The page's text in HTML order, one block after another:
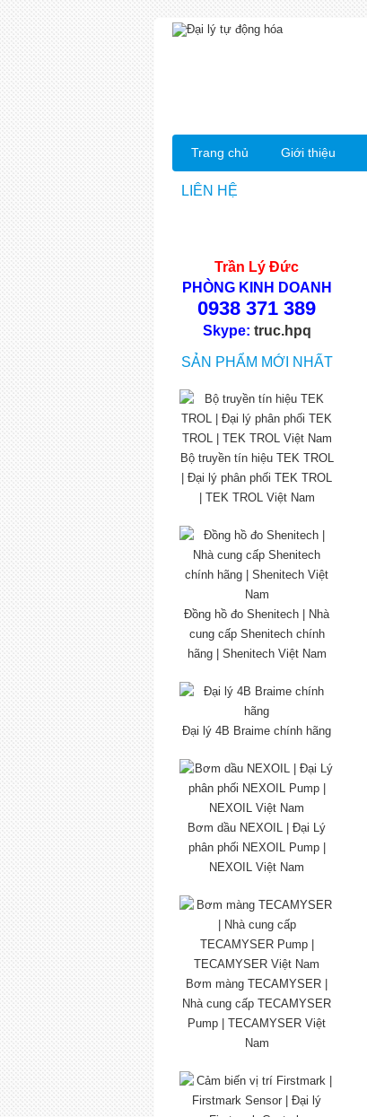
LIÊN HỆ
Trần Lý Đức
PHÒNG KINH DOANH
0938 371 389
Skype: truc.hpq
SẢN PHẨM MỚI NHẤT
Bộ truyền tín hiệu TEK TROL
| Đại lý phân phối TEK TROL
| TEK TROL Việt Nam
Đồng hồ đo Shenitech | Nhà
cung cấp Shenitech chính
hãng | Shenitech Việt Nam
Đại lý 4B Braime chính hãng
Bơm dầu NEXOIL | Đại Lý
phân phối NEXOIL Pump |
NEXOIL Việt Nam
Bơm màng TECAMYSER |
Nhà cung cấp TECAMYSER
Pump | TECAMYSER Việt
Nam
Trang chủ Giới thiệu